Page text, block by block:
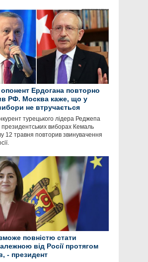
Ердогана повторно
РФ. Москва каже, що у
не втручається
турецького лідера Реджепа
президентських виборах Кемаль
12 травня повторив звинувачення
повністю стати
від Росії протягом
- президент